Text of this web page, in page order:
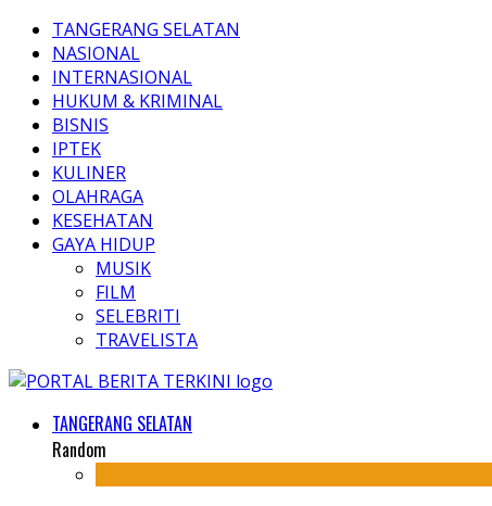
TANGERANG SELATAN
NASIONAL
INTERNASIONAL
HUKUM & KRIMINAL
BISNIS
IPTEK
KULINER
OLAHRAGA
KESEHATAN
GAYA HIDUP
MUSIK
FILM
SELEBRITI
TRAVELISTA
TANGERANG SELATAN
Random